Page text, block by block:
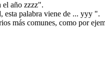
el año zzzz".
esta palabra viene de ... yyy ".
más comunes, como por